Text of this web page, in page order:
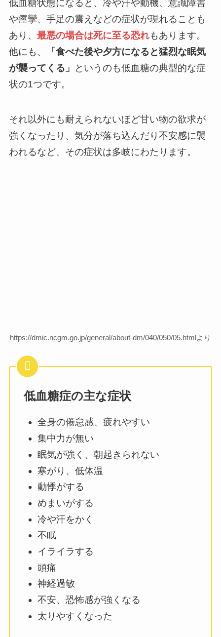
低血糖状態になると、冷や汗や動機、意識障害
や痙攣、手足の震えなどの症状が現れることも
あり、 最悪の場合は死に至る恐れもあります。
他にも、
「食べた後や夕方になると猛烈な眠気
が襲ってくる」
というのも低血糖の典型的な症
状の1つです。
それ以外にも耐えられないほど甘い物の欲求が
強くなったり、気分が落ち込んだり不安感に襲
われるなど、その症状は多岐にわたります。
https://dmic.ncgm.go.jp/general/about-dm/040/050/05.htmlより
低血糖症の主な症状
全身の倦怠感、疲れやすい
集中力が無い
眠気が強く、朝起きられない
寒がり、低体温
動悸がする
めまいがする
冷や汗をかく
不眠
イライラする
頭痛
神経過敏
不安、恐怖感が強くなる
太りやすくなった